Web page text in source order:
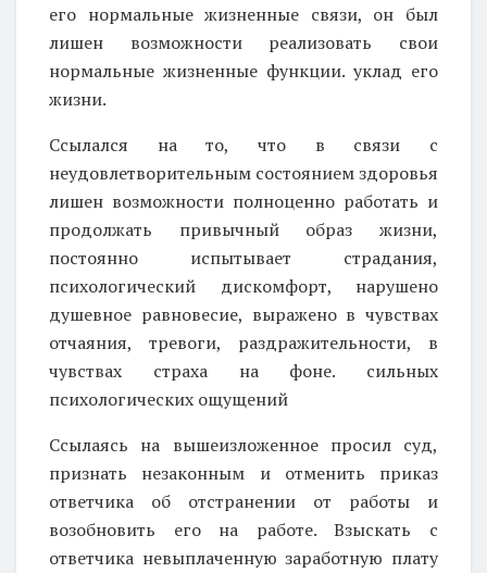
его нормальные жизненные связи, он был
лишен возможности реализовать свои
нормальные жизненные функции. уклад его
жизни.
Ссылался на то, что в связи с
неудовлетворительным состоянием здоровья
лишен возможности полноценно работать и
продолжать привычный образ жизни,
постоянно испытывает страдания,
психологический дискомфорт, нарушено
душевное равновесие, выражено в чувствах
отчаяния, тревоги, раздражительности, в
чувствах страха на фоне. сильных
психологических ощущений
Ссылаясь на вышеизложенное просил суд,
признать незаконным и отменить приказ
ответчика об отстранении от работы и
возобновить его на работе. Взыскать с
ответчика невыплаченную заработную плату